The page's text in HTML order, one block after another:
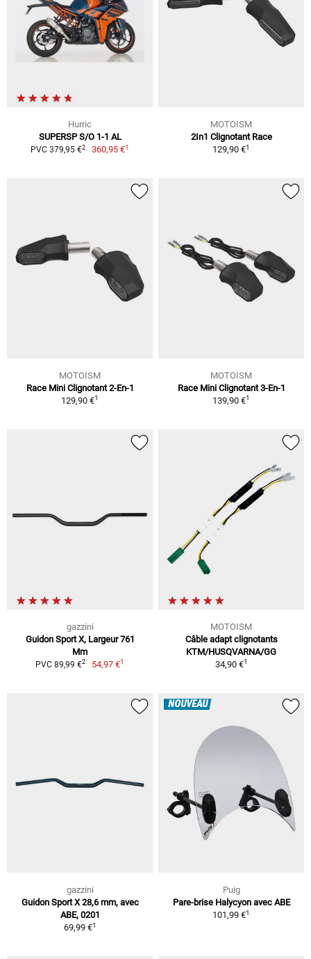
Hurric
SUPERSP S/O 1-1 AL
PVC 379,95 €2 360,95 €1
MOTOISM
2In1 Clignotant Race
129,90 €1
MOTOISM
Race Mini Clignotant 2-En-1
129,90 €1
MOTOISM
Race Mini Clignotant 3-En-1
139,90 €1
gazzini
Guidon Sport X, Largeur 761
Mm
PVC 89,99 €2 54,97 €1
MOTOISM
Câble adapt clignotants
KTM/HUSQVARNA/GG
34,90 €1
gazzini
Guidon Sport X 28,6 mm, avec
ABE, 0201
69,99 €1
NOUVEAU
Puig
Pare-brise Halycyon avec ABE
101,99 €1